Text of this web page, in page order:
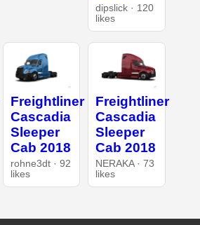
dipslick · 120
likes
Freightliner
Cascadia
Sleeper
Cab 2018
rohne3dt · 92
likes
Freightliner
Cascadia
Sleeper
Cab 2018
NERAKA · 73
likes